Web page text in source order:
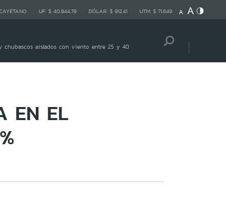
UF: $ 40.844,79 DÓLAR: $ 912,41 UTM: $ 71.649
chubascos aislados con viento entre 25 y 40
EN EL